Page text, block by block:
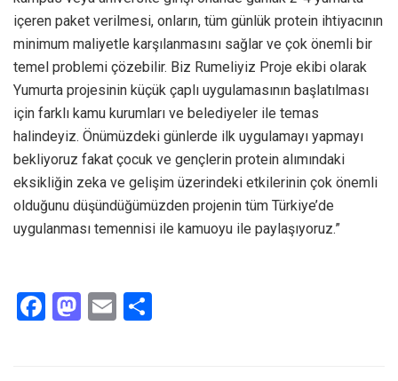
içeren paket verilmesi, onların, tüm günlük protein ihtiyacının
minimum maliyetle karşılanmasını sağlar ve çok önemli bir
temel problemi çözebilir. Biz Rumeliyiz Proje ekibi olarak
Yumurta projesinin küçük çaplı uygulamasının başlatılması
için farklı kamu kurumları ve belediyeler ile temas
halindeyiz. Önümüzdeki günlerde ilk uygulamayı yapmayı
bekliyoruz fakat çocuk ve gençlerin protein alımındaki
eksikliğin zeka ve gelişim üzerindeki etkilerinin çok önemli
olduğunu düşündüğümüzden projenin tüm Türkiye’de
uygulanması temennisi ile kamuoyu ile paylaşıyoruz.”
F
M E